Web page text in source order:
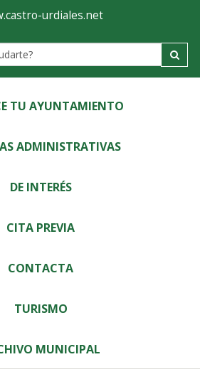
urdiales.net
Label
TU AYUNTAMIENTO
ADMINISTRATIVAS
DE INTERÉS
CITA PREVIA
CONTACTA
TURISMO
MUNICIPAL